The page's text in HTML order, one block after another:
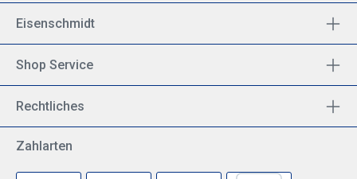
Eisenschmidt
Shop Service
Rechtliches
Zahlarten